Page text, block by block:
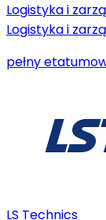
Logistyka i
Logistyka i
pełny etat
LS Technics